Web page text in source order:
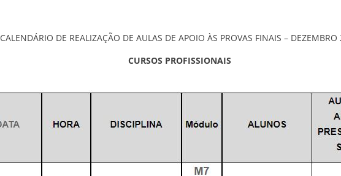
CALENDÁRIO DE REALIZAÇÃO DE AULAS DE APOIO ÀS PROVAS FINAIS – DEZEMBRO
CURSOS PROFISSIONAIS